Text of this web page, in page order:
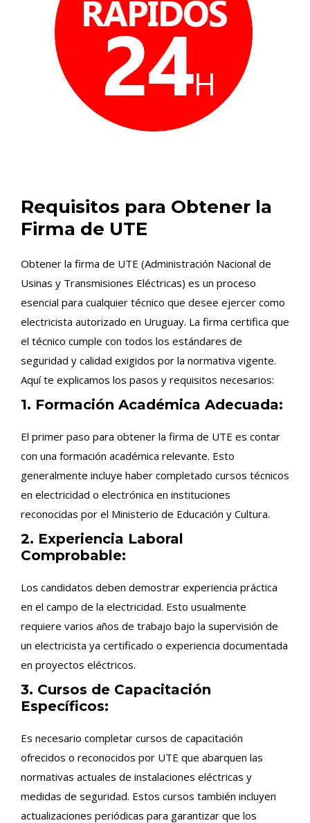
Requisitos para Obtener la
Firma de UTE
Obtener la firma de UTE (Administración Nacional de
Usinas y Transmisiones Eléctricas) es un proceso
esencial para cualquier técnico que desee ejercer como
electricista autorizado en Uruguay. La firma certifica que
el técnico cumple con todos los estándares de
seguridad y calidad exigidos por la normativa vigente.
Aquí te explicamos los pasos y requisitos necesarios:
1. Formación Académica Adecuada:
El primer paso para obtener la firma de UTE es contar
con una formación académica relevante. Esto
generalmente incluye haber completado cursos técnicos
en electricidad o electrónica en instituciones
reconocidas por el Ministerio de Educación y Cultura.
2. Experiencia Laboral
Comprobable:
Los candidatos deben demostrar experiencia práctica
en el campo de la electricidad. Esto usualmente
requiere varios años de trabajo bajo la supervisión de
un electricista ya certificado o experiencia documentada
en proyectos eléctricos.
3. Cursos de Capacitación
Específicos:
Es necesario completar cursos de capacitación
ofrecidos o reconocidos por UTE que abarquen las
normativas actuales de instalaciones eléctricas y
medidas de seguridad. Estos cursos también incluyen
actualizaciones periódicas para garantizar que los